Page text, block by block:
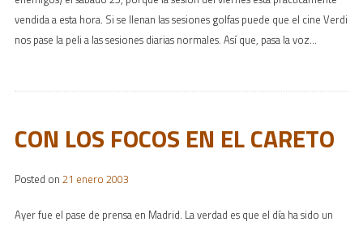
vendida a esta hora. Si se llenan las sesiones golfas puede que el cine Verdi
nos pase la peli a las sesiones diarias normales. Así que, pasa la voz…
CON LOS FOCOS EN EL CARETO
Posted on 21 enero 2003
Ayer fue el pase de prensa en Madrid. La verdad es que el día ha sido un